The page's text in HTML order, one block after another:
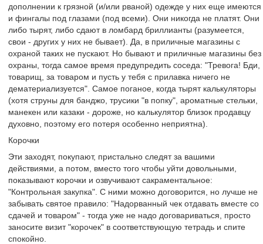
дополнении к грязной (и/или рваной) одежде у них еще имеются
и фингалы под глазами (под всеми). Они никогда не платят. Они
либо тырят, либо сдают в ломбард бриллианты (разумеется,
свои - других у них не бывает). Да, в приличные магазины с
охраной таких не пускают. Но бывают и приличные магазины без
охраны, тогда самое время предупредить соседа: "Тревога! Бди,
товарищ, за товаром и пусть у тебя с прилавка ничего не
дематериализуется". Самое поганое, когда тырят калькуляторы
(хотя струны для банджо, трусики "в попку", ароматные стельки,
манекен или казаки - дороже, но калькулятор близок продавцу
духовно, поэтому его потеря особенно неприятна).
Корочки
Эти заходят, покупают, пристально следят за вашими
действиями, а потом, вместо того чтобы уйти довольными,
показывают корочки и озвучивают сакраментальное:
"Контрольная закупка". С ними можно договорится, но лучше не
забывать святое правило: "Надорванный чек отдавать вместе со
сдачей и товаром" - тогда уже не надо договариваться, просто
заносите визит "корочек" в соответствующую тетрадь и спите
спокойно.